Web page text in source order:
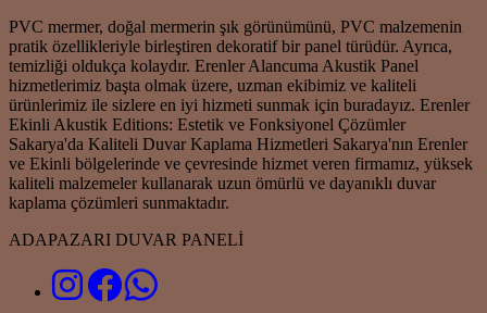
PVC mermer, doğal mermerin şık görünümünü, PVC malzemenin
pratik özellikleriyle birleştiren dekoratif bir panel türüdür. Ayrıca,
temizliği oldukça kolaydır. Erenler Alancuma Akustik Panel
hizmetlerimiz başta olmak üzere, uzman ekibimiz ve kaliteli
ürünlerimiz ile sizlere en iyi hizmeti sunmak için buradayız. Erenler
Ekinli Akustik Editions: Estetik ve Fonksiyonel Çözümler
Sakarya'da Kaliteli Duvar Kaplama Hizmetleri Sakarya'nın Erenler
ve Ekinli bölgelerinde ve çevresinde hizmet veren firmamız, yüksek
kaliteli malzemeler kullanarak uzun ömürlü ve dayanıklı duvar
kaplama çözümleri sunmaktadır.
ADAPAZARI DUVAR PANELİ